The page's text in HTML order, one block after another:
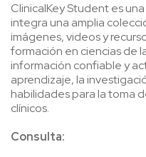
ClinicalKey Student es
integra una amplia
imágenes, videos y
formación en ciencias de
información confiable y
aprendizaje, la
habilidades para la toma
clínicos.
Consulta: